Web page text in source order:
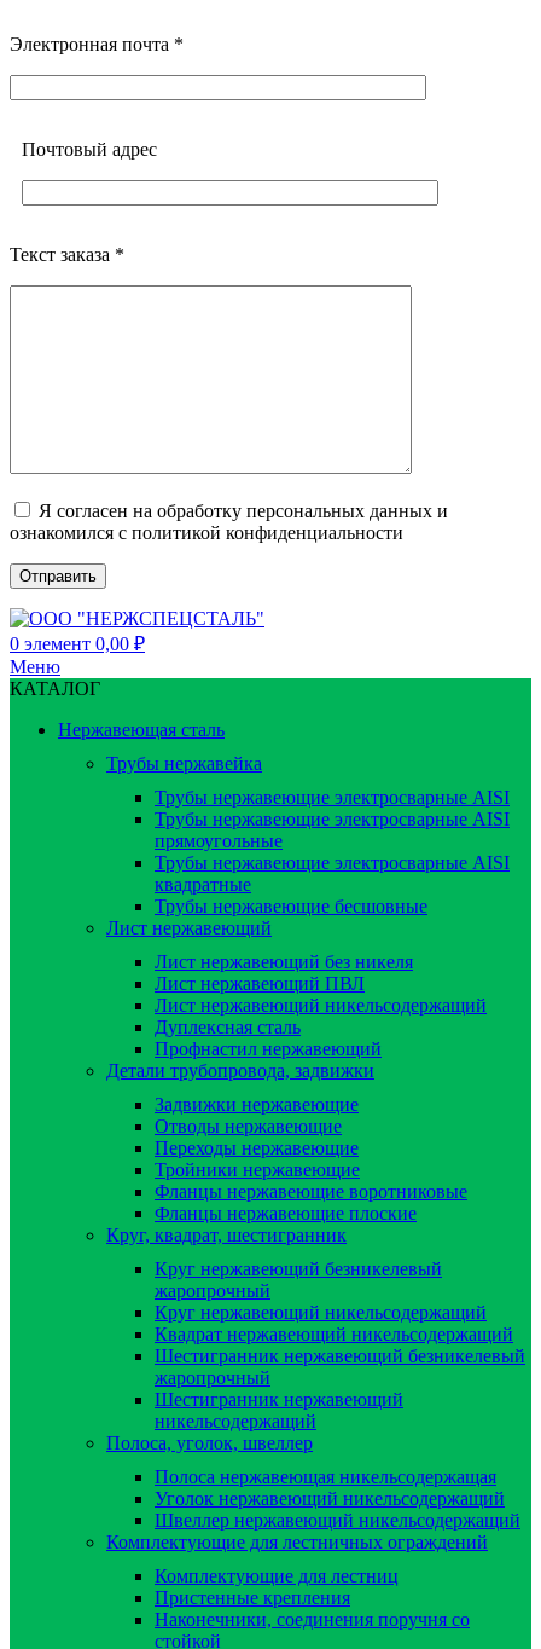
Электронная почта *
Почтовый адреc
Текст заказа *
Я согласен на обработку персональных данных и
ознакомился с политикой конфиденциальности
0 элемент 0,00 ₽
Меню
КАТАЛОГ
Нержавеющая сталь
Трубы нержавейка
Трубы нержавеющие электросварные AISI
Трубы нержавеющие электросварные AISI
прямоугольные
Трубы нержавеющие электросварные AISI
квадратные
Трубы нержавеющие бесшовные
Лист нержавеющий
Лист нержавеющий без никеля
Лист нержавеющий ПВЛ
Лист нержавеющий никельсодержащий
Дуплексная сталь
Профнастил нержавеющий
Детали трубопровода, задвижки
Задвижки нержавеющие
Отводы нержавеющие
Переходы нержавеющие
Тройники нержавеющие
Фланцы нержавеющие воротниковые
Фланцы нержавеющие плоские
Круг, квадрат, шестигранник
Круг нержавеющий безникелевый
жаропрочный
Круг нержавеющий никельсодержащий
Квадрат нержавеющий никельсодержащий
Шестигранник нержавеющий безникелевый
жаропрочный
Шестигранник нержавеющий
никельсодержащий
Полоса, уголок, швеллер
Полоса нержавеющая никельсодержащая
Уголок нержавеющий никельсодержащий
Швеллер нержавеющий никельсодержащий
Комплектующие для лестничных ограждений
Комплектующие для лестниц
Пристенные крепления
Наконечники, соединения поручня со
стойкой